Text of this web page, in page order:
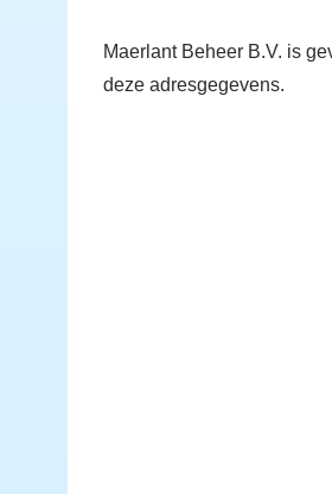
Maerlant Beheer B.V. is
deze adresgegevens.